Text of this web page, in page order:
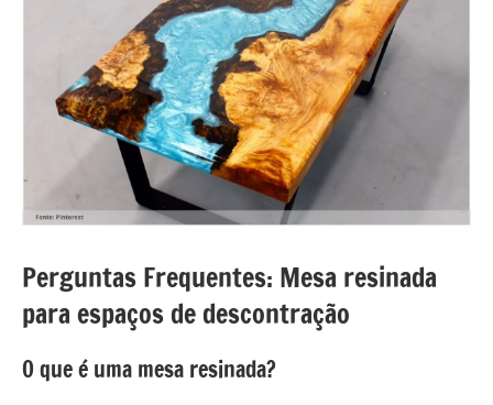
Perguntas Frequentes: Mesa resinada
para espaços de descontração
O que é uma mesa resinada?